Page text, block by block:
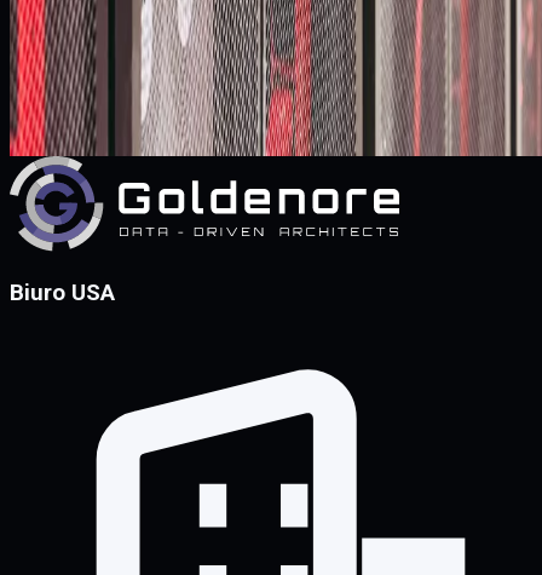
Skonsultuj z nami swoją architekturę. Pomożemy
bezpieczną ścieżkę migracji, integracji danych lub wdrożenia
rozwiązań do przetwarzania danych w czasie rzeczywistym,
dopasowaną do specyfiki Twojego środowiska.
Skontaktuj się z nami
Biuro USA